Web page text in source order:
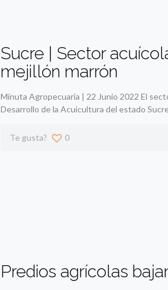
Sucre | Sector
mejillón marrón
Minuta Agropecuaria | 22 Junio 2022 El
Desarrollo de la Acuicultura del estado
Te gusta? 0
Predios agrícolas